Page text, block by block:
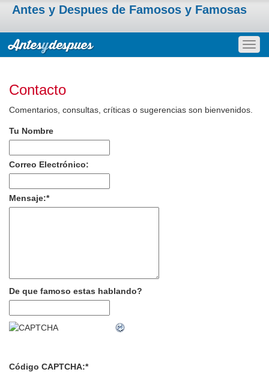
Antes y Despues de Famosos y Famosas
Contacto
Comentarios, consultas, críticas o sugerencias son bienvenidos.
Tu Nombre
Correo Electrónico:
Mensaje:*
De que famoso estas hablando?
Código CAPTCHA:*